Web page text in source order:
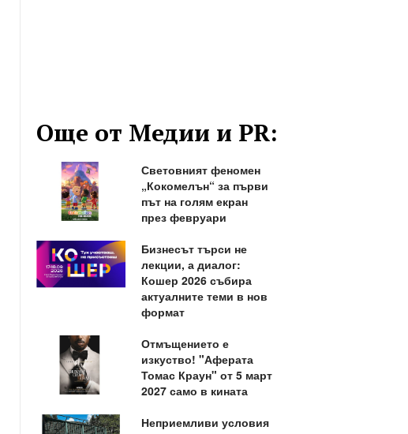
Още от Медии и PR:
Световният феномен
„Кокомелън“ за първи
път на голям екран
през февруари
Бизнесът търси не
лекции, а диалог:
Кошер 2026 събира
актуалните теми в нов
формат
Отмъщението е
изкуство! "Аферата
Томас Краун" от 5 март
2027 само в кината
Неприемливи условия